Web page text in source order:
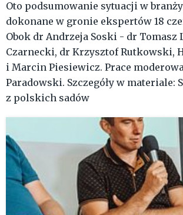
Oto podsumowanie sytuacji w
dokonane w gronie ekspertów 18
Obok dr Andrzeja Soski - dr Tomasz
Czarnecki, dr Krzysztof Rutkowski,
i Marcin Piesiewicz. Prace
Paradowski. Szczegóły w materiale:
z polskich sadów